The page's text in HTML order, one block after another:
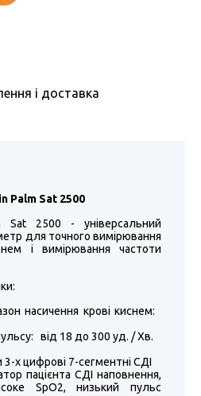
і доставка
Palm Sat 2500
Sat 2500 - універсальний
для точного вимірювання
і вимірювання частоти
насичення крові киснем:
від 18 до 300 уд. / Хв.
цифрові 7-сегментні СДІ
СДІ наповнення,
SpO2, низький пульс